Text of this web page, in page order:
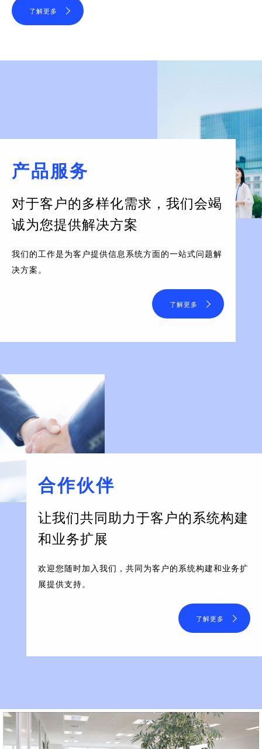
了解更多
产品服务
对于客户的多样化需求， 我们会竭
诚为您提供解决方案
我们的工作是为客户提供信息系统方面的一站式问题解
决方案。
了解更多
合作伙伴
让我们共同助力于客户的系统构建
和业务扩展
欢迎您随时加入我们，共同为客户的系统构建和业务扩
展提供支持。
了解更多